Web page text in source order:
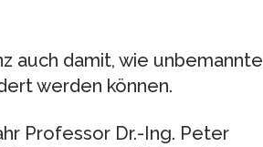
auch damit, wie unbemannte
werden können.
Professor Dr.-Ing. Peter